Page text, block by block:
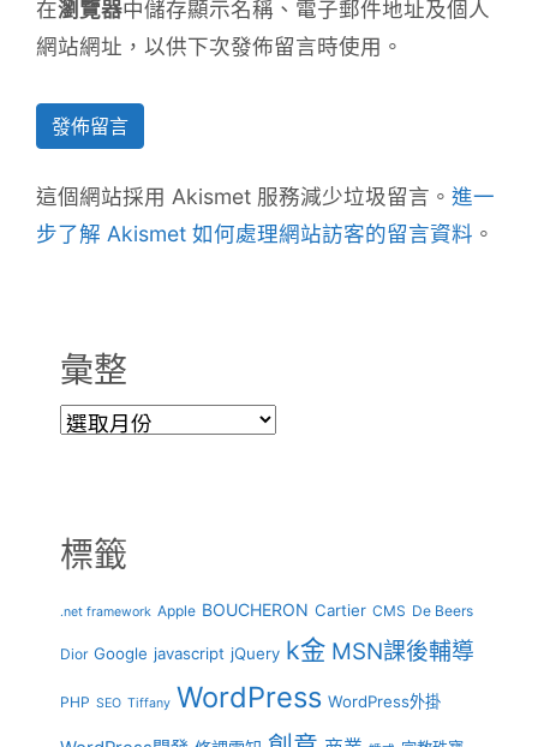
在瀏覽器中儲存顯示名稱、電子郵件地址及個人
網站網址，以供下次發佈留言時使用。
這個網站採用 Akismet 服務減少垃圾留言。 進一
步了解 Akismet 如何處理網站訪客的留言資料 。
彙整
彙
標籤
.net framework Apple BOUCHERON Cartier CMS De Beers
Dior Google javascript jQuery k金 MSN課後輔導
PHP SEO Tiffany WordPress WordPress外掛